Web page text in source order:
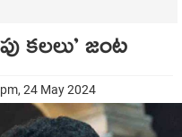
కలలు’ జంట
24 May 2024